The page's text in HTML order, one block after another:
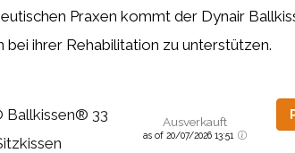
Praxen kommt der Dynair
bei ihrer Rehabilitation zu unterstützen.
Ballkissen® 33
Ausverkauft
as of 20/07/2026 13:51